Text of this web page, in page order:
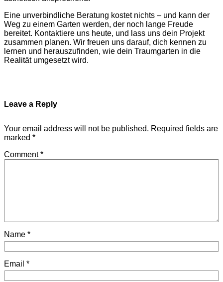
Eine unverbindliche Beratung kostet nichts – und kann der
Weg zu einem Garten werden, der noch lange Freude
bereitet. Kontaktiere uns heute, und lass uns dein Projekt
zusammen planen. Wir freuen uns darauf, dich kennen zu
lernen und herauszufinden, wie dein Traumgarten in die
Realität umgesetzt wird.
Leave a Reply
Your email address will not be published. Required fields are
marked *
Comment*
Name *
Email *